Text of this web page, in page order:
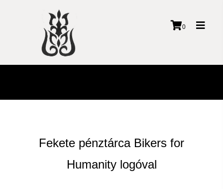
0
Fekete pénztárca Bikers for
Humanity logóval